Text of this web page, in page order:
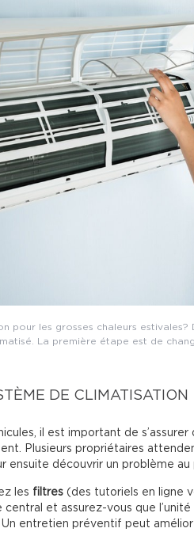
pour les grosses chaleurs
La première étape est de
DE CLIMATISATION
il est important de
Plusieurs propriétaires
ensuite découvrir un problème au
les filtres (des tutoriels en ligne
et assurez-vous que l’unité
entretien préventif peut